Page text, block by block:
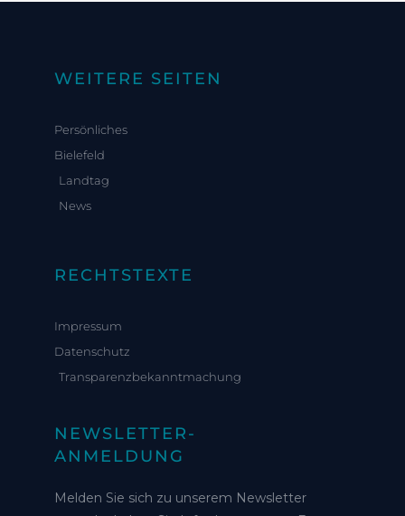
WEITERE SEITEN
Persönliches
Bielefeld
Landtag
News
RECHTSTEXTE
Impressum
Datenschutz
Transparenzbekanntmachung
NEWSLETTER-
ANMELDUNG
Melden Sie sich zu unserem Newsletter